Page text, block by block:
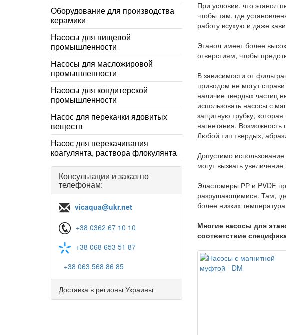
Оборудование для производства
керамики
Насосы для пищевой
промышленности
Насосы для масложировой
промышленности
Насосы для кондитерской
промышленности
Насос для перекачки ядовитых
веществ
Насос для перекачивания
коагулянта, раствора флокулянта
Консультации и заказ по
телефонам:
vicaqua@ukr.net
+38 0362 67 10 10
+38 068 653 51 87
+38 063 568 86 85
Доставка в регионы Украины
При условии, что этанол
чтобы там, где
работу всухую и даже
Этанол имеет более
отверстиям, чтобы
В зависимости от
приводом не могут
наличие твердых частиц
использовать насосы с
защитную трубку,
нагнетания. Возможность
Любой тип твердых,
Допустимо
могут вызвать
Эластомеры РР и PVDF
разрушающимися. Там,
более низких
Многие насосы для
соответствие